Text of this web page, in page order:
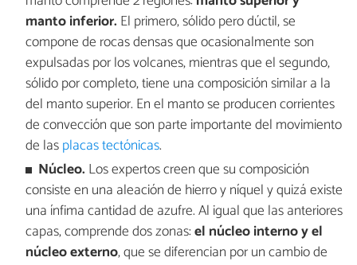
manto inferior. El primero, sólido pero dúctil, se
compone de rocas densas que ocasionalmente son
expulsadas por los volcanes, mientras que el segundo,
sólido por completo, tiene una composición similar a la
del manto superior. En el manto se producen corrientes
de convección que son parte importante del movimiento
de lasplacas tectónicas.
Núcleo. Los expertos creen que su composición
consiste en una aleación de hierro y níquel y quizá existe
una ínfima cantidad de azufre. Al igual que las anteriores
capas, comprende dos zonas:el núcleo interno y el
núcleo externo, que se diferencian por un cambio de